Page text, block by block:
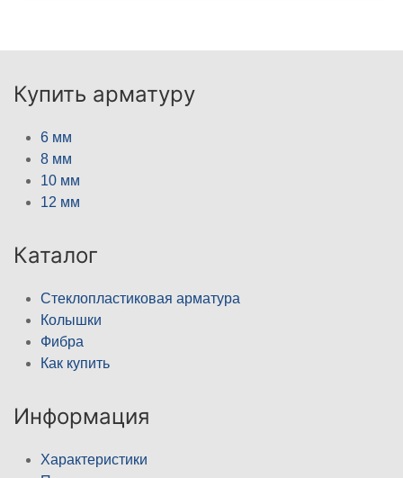
Купить арматуру
6 мм
8 мм
10 мм
12 мм
Каталог
Стеклопластиковая арматура
Колышки
Фибра
Как купить
Информация
Характеристики